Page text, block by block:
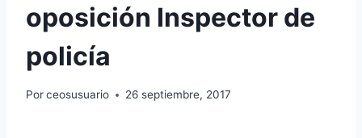
oposición Inspector de
policía
Porceosusuario 26 septiembre, 2017